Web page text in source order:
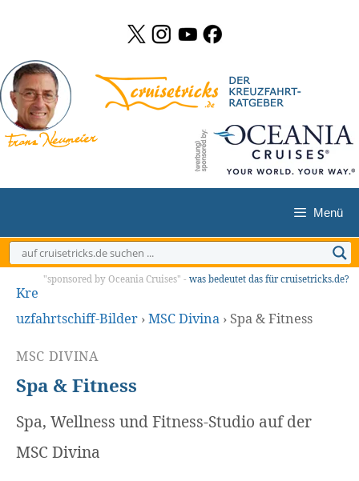
springen
Menü
"sponsored by Oceania Cruises" - was bedeutet das für cruisetricks.de?
Kre
uzfahrtschiff-Bilder ›MSC Divina ›Spa & Fitness
MSC DIVINA
Spa & Fitness
Spa, Wellness und Fitness-Studio auf der
MSC Divina